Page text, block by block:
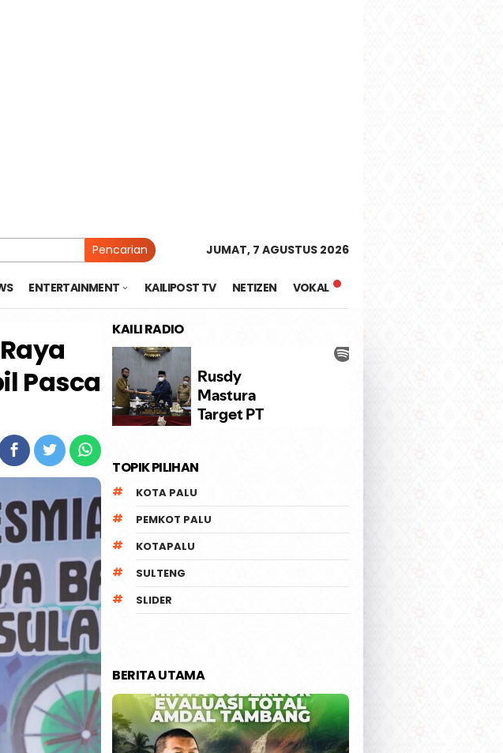
Pencarian JUMAT, 7 AGUSTUS 2026
ENTERTAINMENT KAILIPOST TV NETIZEN VOKAL
Pasca
KAILI RADIO
TOPIK PILIHAN
KOTA PALU
PEMKOT PALU
KOTAPALU
SULTENG
SLIDER
BERITA UTAMA